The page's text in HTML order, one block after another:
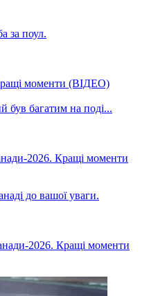
моменти (ВІДЕО)
2026. Кращі моменти
2026. Кращі моменти